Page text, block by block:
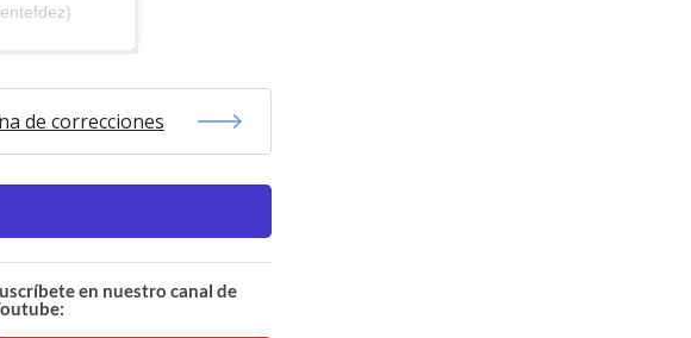
de correcciones
en nuestro canal de